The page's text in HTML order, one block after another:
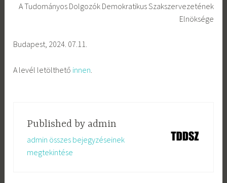
A Tudományos Dolgozók Demokratikus Szakszervezetének
Elnöksége
Budapest, 2024. 07.11.
A levél letölthető innen
Published by admin
admin összes bejegyzéseinek
megtekintése